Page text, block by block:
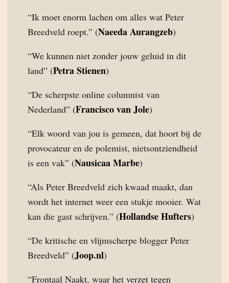
“Ik moet enorm lachen om alles wat Peter
Breedveld roept.” (Naeeda Aurangzeb)
“We kunnen niet zonder jouw geluid in dit
land” (Petra Stienen)
“De scherpste online columnist van
Nederland” (Francisco van Jole)
“Elk woord van jou is gemeen, dat hoort bij de
provocateur en de polemist, nietsontziendheid
is een vak” (Nausicaa Marbe)
“Als Peter Breedveld zich kwaad maakt, dan
wordt het internet weer een stukje mooier. Wat
kan die gast schrijven.” (Hollandse Hufters)
“De kritische en vlijmscherpe blogger Peter
Breedveld” (Joop.nl)
“Frontaal Naakt, waar het verzet tegen